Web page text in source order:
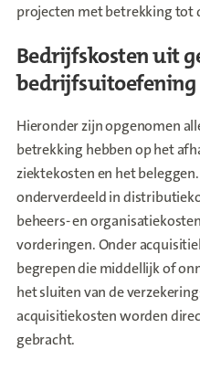
projecten met betrekking tot
Bedrijfskosten uit
bedrijfsuitoefening
Hieronder zijn opgenomen
betrekking hebben op het
ziektekosten en het
onderverdeeld in
beheers- en
vorderingen. Onder
begrepen die middellijk of
het sluiten van de
acquisitiekosten worden
gebracht.